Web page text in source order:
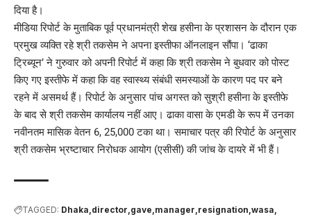
दिया है।
मीडिया रिपोर्ट के मुताबिक पूर्व प्रधानमंत्री शेख हसीना के प्रशासन के दौरान एक
प्रमुख व्यक्ति रहे श्री तकसेम ने अपना इस्तीफा ऑनलाइन सौंपा। ‘ढाका
ट्रिब्यून’ ने गुरुवार को अपनी रिपोर्ट में कहा कि श्री तकसेम ने बुधवार को पोस्ट
किए गए इस्तीफे में कहा कि वह स्वास्थ्य संबंधी समस्याओं के कारण पद पर बने
रहने में असमर्थ हैं। रिपोर्ट के अनुसार पांच अगस्त को सुश्री हसीना के इस्तीफे
के बाद से श्री तकसेम कार्यालय नहीं आए। ढाका वासा के एमडी के रूप में उनका
नवीनतम मासिक वेतन 6, 25,000 टका था। समाचार पत्र की रिपोर्ट के अनुसार
श्री तकसेम भ्रष्टाचार निरोधक आयोग (एसीसी) की जांच के दायरे में भी हैं।
TAGGED: Dhaka director gave manager resignation wasa